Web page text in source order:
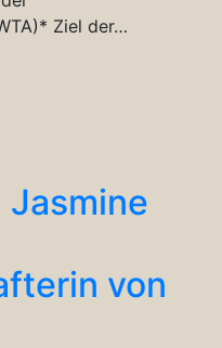
Ziel der…
Jasmine
von